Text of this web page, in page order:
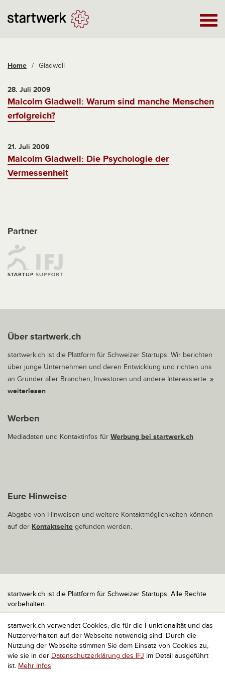
startwerk.ch verwendet Cookies, die für die Funktionalität und das
Nutzerverhalten auf der Webseite notwendig sind. Durch die
Nutzung der Webseite stimmen Sie dem Einsatz von Cookies zu,
wie sie in der Datenschutzerklärung des IFJ im Detail ausgeführt
ist. Mehr Infos
Home / Gladwell
28. Juli 2009
Malcolm Gladwell: Warum sind manche Menschen
erfolgreich?
21. Juli 2009
Malcolm Gladwell: Die Psychologie der
Vermessenheit
Partner
Über startwerk.ch
startwerk.ch ist die Plattform für Schweizer Startups. Wir berichten
über junge Unternehmen und deren Entwicklung und richten uns
an Gründer aller Branchen, Investoren und andere Interessierte. »
weiterlesen
Werben
Mediadaten und Kontaktinfos für Werbung bei startwerk.ch
Eure Hinweise
Abgabe von Hinweisen und weitere Kontaktmöglichkeiten können
auf der Kontaktseite gefunden werden.
startwerk.ch ist die Plattform für Schweizer Startups. Alle Rechte
vorbehalten.
Impressum
Kontakt
nach oben